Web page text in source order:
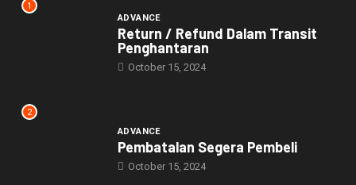
1
ADVANCE
Return / Refund Dalam Transit
Penghantaran
October 15, 2024
2
ADVANCE
Pembatalan Segera Pembeli
October 15, 2024